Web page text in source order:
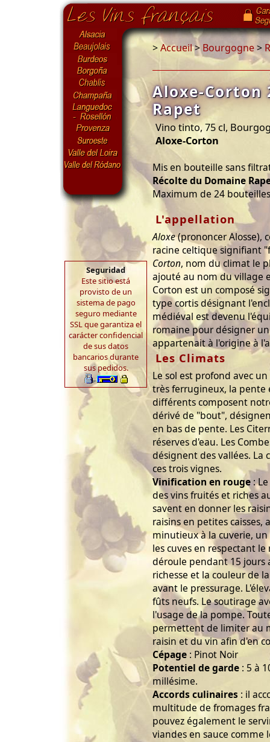
Seguridad
Este sitio está
provisto de un
sistema de pago
seguro mediante
SSL que garantiza el
carácter confidencial
de sus datos
bancarios durante
sus pedidos.
>Accueil>Bourgogne>
Aloxe-Corton
Rapet
Vino tinto, 75 cl,
Aloxe-Corton
Mis en bouteille sans
Récolte du Domaine
Maximum de 24
L'appellation
Aloxe(prononcer Alosse),
racine celtique signifiant
Corton, nom du climat le
ajouté au nom du village
Corton est un composé
type cortis désignant
médiéval est devenu
romaine pour désigner
appartenait à l'origine à
Les Climats
Le sol est profond avec
très ferrugineux, la pente
différents composent
dérivé de "bout",
en bas de pente. Les
réserves d'eau. Les
désignent des vallées. La
ces trois vignes.
Vinification en rouge :
des vins fruités et riches
savent en donner les
raisins en petites
minutieux à la cuverie,
les cuves en respectant
déroule pendant 15 jours
richesse et la couleur de
avant le pressurage.
fûts neufs. Le soutirage
l'usage de la pompe.
permettent de limiter au
raisin et du vin afin d'en
Cépage : Pinot Noir
Potentiel de garde : 5 à
millésime.
Accords culinaires : il
multitude de fromages
pouvez également le
viandes en sauce comme